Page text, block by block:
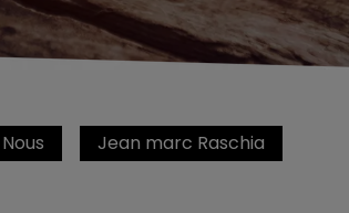
Jean marc Raschia